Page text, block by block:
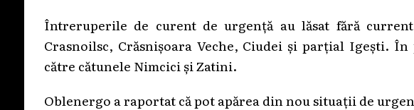
Întreruperile de curent de urgență au lăsat fără
Crasnoilsc, Crăsnișoara Veche, Ciudei și parțial Igești.
către cătunele Nimcici și Zatini.
Oblenergo a raportat că pot apărea din nou situații de